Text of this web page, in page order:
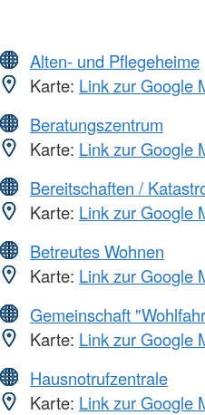
Alten- und Pflegeheime
Karte: Link zur Google
Beratungszentrum
Karte: Link zur Google
Bereitschaften /
Karte: Link zur Google
Betreutes Wohnen
Karte: Link zur Google
Gemeinschaft
Karte: Link zur Google
Hausnotrufzentrale
Karte: Link zur Google